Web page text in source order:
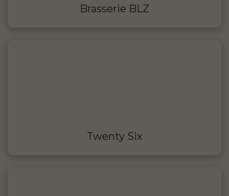
Brasserie BLZ
Twenty Six